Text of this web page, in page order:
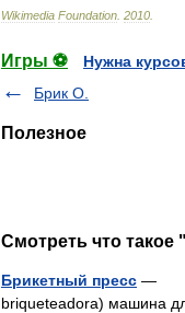
Wikimedia Foundation 2010
Игры ⚽
Нужна
Брик О.
Полезное
Смотреть что такое
Брикетный пресс — (a.
briqueteadora) машина